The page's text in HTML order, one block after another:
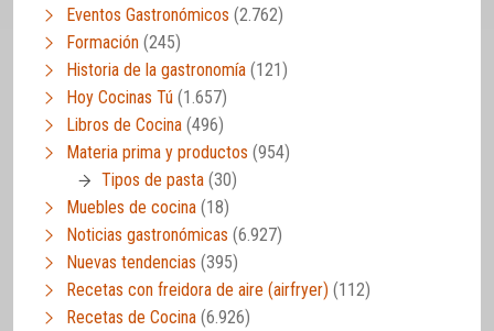
Eventos Gastronómicos (2.762)
Formación (245)
Historia de la gastronomía (121)
Hoy Cocinas Tú (1.657)
Libros de Cocina (496)
Materia prima y productos (954)
Tipos de pasta (30)
Muebles de cocina (18)
Noticias gastronómicas (6.927)
Nuevas tendencias (395)
Recetas con freidora de aire (airfryer) (112)
Recetas de Cocina (6.926)